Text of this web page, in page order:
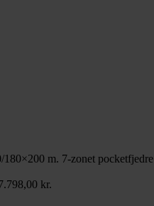
m. 7-zonet pocketfjedre
kr.